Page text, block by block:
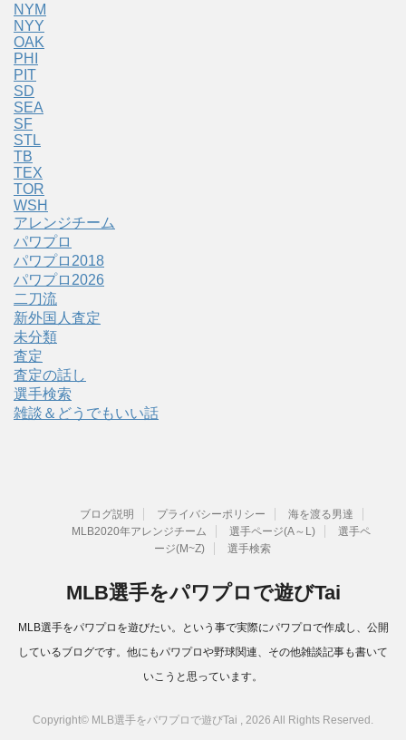
NYM
NYY
OAK
PHI
PIT
SD
SEA
SF
STL
TB
TEX
TOR
WSH
アレンジチーム
パワプロ
パワプロ2018
パワプロ2026
二刀流
新外国人査定
未分類
査定
査定の話し
選手検索
雑談＆どうでもいい話
ブログ説明 プライバシーポリシー
海を渡る男達
MLB2020年アレンジチーム
選手ページ(A～L)
選手ペ
ージ(M~Z)
選手検索
MLB選手をパワプロで遊びTai
MLB選手をパワプロを遊びたい。という事で実際にパワプロで作成し、公開
しているブログです。他にもパワプロや野球関連、その他雑談記事も書いて
いこうと思っています。
Copyright© MLB選手をパワプロで遊びTai , 2026 All Rights Reserved.